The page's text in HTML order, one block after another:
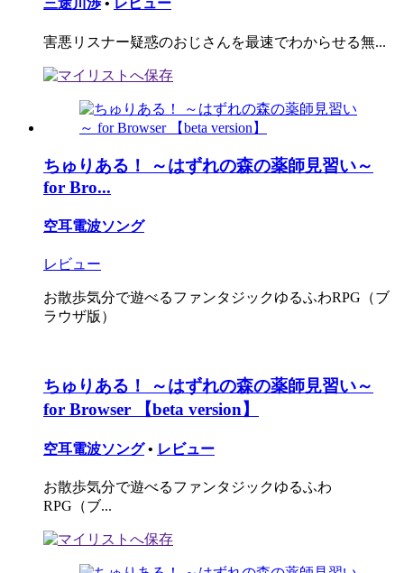
三途川渉 • レビュー
害悪リスナー疑惑のおじさんを最速でわからせる無...
ちゅりある！ ～はずれの森の薬師見習い～
for Bro...
空耳電波ソング
レビュー
お散歩気分で遊べるファンタジックゆるふわRPG（ブ
ラウザ版）
ちゅりある！ ～はずれの森の薬師見習い～
for Browser 【beta version】
空耳電波ソング • レビュー
お散歩気分で遊べるファンタジックゆるふわ
RPG（ブ...